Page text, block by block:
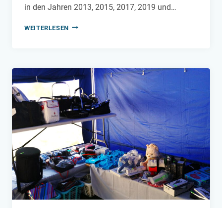
in den Jahren 2013, 2015, 2017, 2019 und…
WEITERLESEN 6.